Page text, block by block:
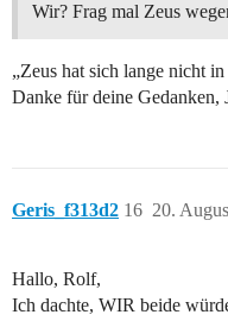
Wir? Frag mal Zeus
„Zeus hat sich lange nicht
Danke für deine
Geris_f313d2 20.
16
Hallo, Rolf,
Ich dachte, WIR beide